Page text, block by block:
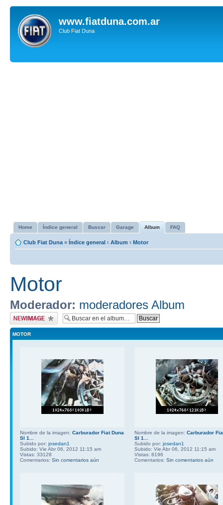
www.fiatduna.com.ar
Club Fiat Duna
Home Índice general Buscar Garage Album FAQ
Club Fiat Duna » Índice general ‹ Album ‹ Motor
Motor
Moderador: moderadores Album
Subir imagen
MOTOR
Nombre de la imagen: Carburador Fiat Duna
Sl 1...
Subido por: josedan1
Subido: Vie Abr 06, 2012 11:15 am
Vistas: 33128
Comentarios: Sin comentarios aún
Nombre de la imagen: Carburador
Sl 1...
Subido por: josedan1
Subido: Vie Abr 06, 2012 11:15 am
Vistas: 8196
Comentarios: Sin comentarios aún